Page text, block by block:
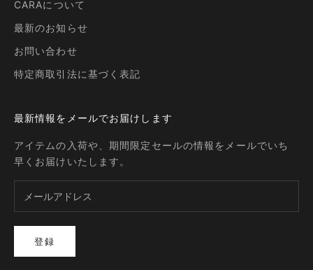
CARAについて
最新のお知らせ
お問い合わせ
特定商取引法に基づく表記
最新情報をメールでお届けします
アイテムの入荷や、期間限定セールの情報をメールでいち
早くお届けいたします。
登録